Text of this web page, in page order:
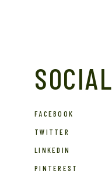
FACEBOOK
TWITTER
LINKEDIN
PINTEREST